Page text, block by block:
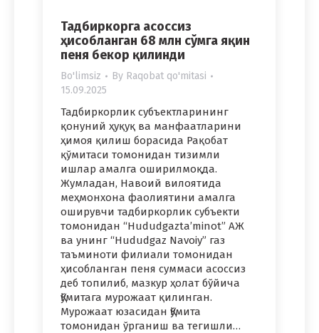
Тадбиркорга асоссиз
ҳисобланган 68 млн сўмга яқин
пеня бекор қилинди
Bo'limsiz By Raqobat qo'mitasi
15.09.2025
Тадбиркорлик субъектларининг
қонуний ҳуқуқ ва манфаатларини
ҳимоя қилиш борасида Рақобат
қўмитаси томонидан тизимли
ишлар амалга оширилмоқда.
Жумладан, Навоий вилоятида
меҳмонхона фаолиятини амалга
оширувчи тадбиркорлик субъекти
томонидан “Hududgazta’minot” АЖ
ва унинг “Hududgaz Navoiy” газ
таъминоти филиали томонидан
ҳисобланган пеня суммаси асоссиз
деб топилиб, мазкур ҳолат бўйича
Қўмитага мурожаат қилинган.
Мурожаат юзасидан Қўмита
томонидан ўрганиш ва тегишли…